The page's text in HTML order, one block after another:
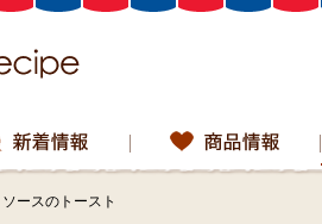
ースのトースト